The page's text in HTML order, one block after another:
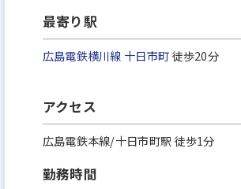
最寄り駅
広島電鉄横川線 十日市町徒歩20分
アクセス
広島電鉄本線/十日市町駅 徒歩1分
勤務時間